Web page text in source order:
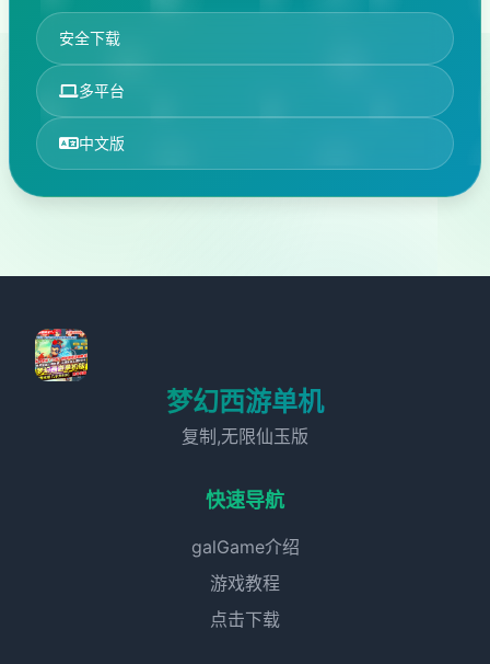
安全下载
多平台
中文版
梦幻西游单机
复制,无限仙玉版
快速导航
galGame介绍
游戏教程
点击下载